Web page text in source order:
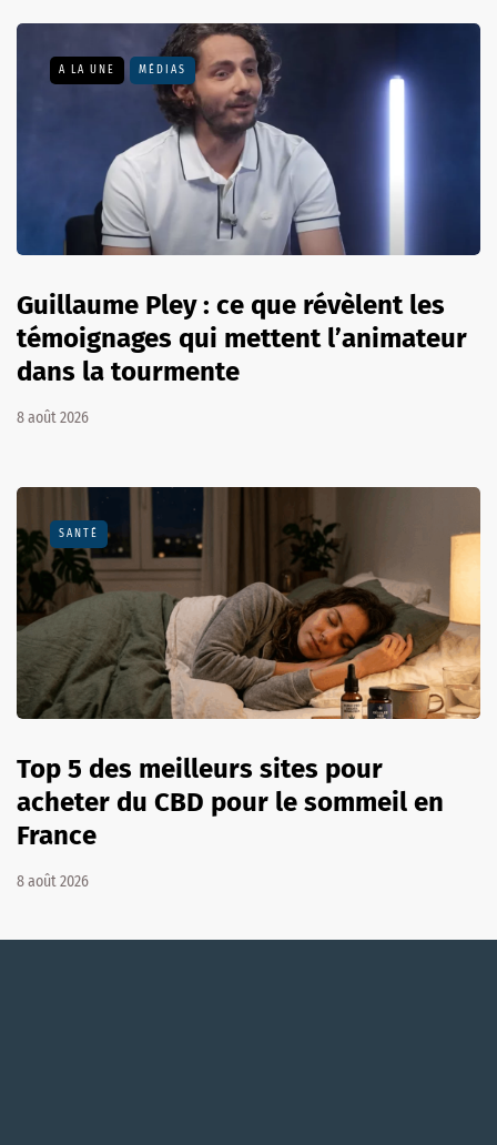
A LA UNE MÉDIAS
Guillaume Pley : ce que révèlent les
témoignages qui mettent l’animateur
dans la tourmente
8 août 2026
SANTÉ
Top 5 des meilleurs sites pour
acheter du CBD pour le sommeil en
France
8 août 2026